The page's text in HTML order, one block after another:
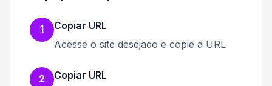
1
Copiar URL
Acesse o site desejado e copie a URL
2
Copiar URL